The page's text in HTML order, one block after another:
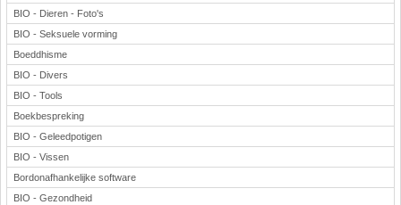
BIO - Dieren - Foto's
BIO - Seksuele vorming
Boeddhisme
BIO - Divers
BIO - Tools
Boekbespreking
BIO - Geleedpotigen
BIO - Vissen
Bordonafhankelijke software
BIO - Gezondheid